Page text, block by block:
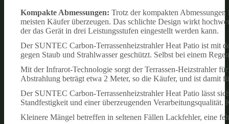
Kompakte Abmessungen: Trotz der kompakten
meisten Käufer überzeugen. Das schlichte Design wirkt
der das Gerät in drei Leistungsstufen eingestellt werden kann.
Der SUNTEC Carbon-Terrassenheizstrahler Heat Patio ist mit
gegen Staub und Strahlwasser geschützt. Selbst bei einem
Mit der Infrarot-Technologie sorgt der Terrassen-Heizstrahler
Abstrahlung beträgt etwa 2 Meter, so die Käufer, und ist damit
Der SUNTEC Carbon-Terrassenheizstrahler Heat Patio lässt
Standfestigkeit und einer überzeugenden
Kleinere Mängel betreffen in seltenen Fällen Lackfehler, eine